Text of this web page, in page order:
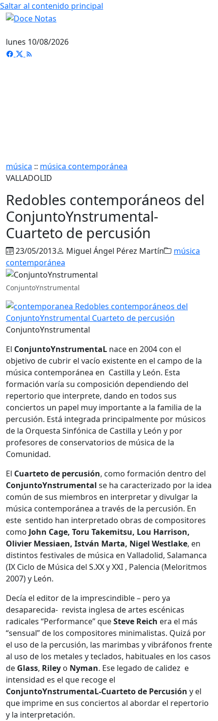
Saltar al contenido principal
lunes 10/08/2026
música :: música contemporánea
VALLADOLID
Redobles contemporáneos del
ConjuntoYnstrumental-
Cuarteto de percusión
23/05/2013 Miguel Ángel Pérez Martín
música
contemporánea
ConjuntoYnstrumental
ConjuntoYnstrumental
El ConjuntoYnstrumentaL nace en 2004 con el
objetivo de cubrir el vacío existente en el campo de la
música contemporánea en Castilla y León. Esta
formación varía su composición dependiendo del
repertorio que interprete, dando en todos sus
conciertos un papel muy importante a la familia de la
percusión. Está integrada principalmente por músicos
de la Orquesta Sinfónica de Castilla y León y por
profesores de conservatorios de música de la
Comunidad.
El Cuarteto de percusión, como formación dentro del
ConjuntoYnstrumental se ha caracterizado por la idea
común de sus miembros en interpretar y divulgar la
música contemporánea a través de la percusión. En
este sentido han interpretado obras de compositores
como John Cage, Toru Takemitsu, Lou Harrison,
Olivier Messiaen, István Marta, Nigel Westlake, en
distintos festivales de música en Valladolid, Salamanca
(IX Ciclo de Música del S.XX y XXI , Palencia (Meloritmos
2007) y León.
Decía el editor de la imprescindible – pero ya
desaparecida- revista inglesa de artes escénicas
radicales “Performance” queSteve Reich era el más
“sensual” de los compositores minimalistas. Quizá por
el uso de la percusión, las marimbas y vibráfonos frente
al uso de los metales y teclados, habituales en los casos
de Glass, Riley o Nyman. Ese legado de calidez e
intensidad es el que recoge el
ConjuntoYnstrumentaL-Cuarteto de Percusión y el
que imprime en sus conciertos al abordar el repertorio
y la interpretación.